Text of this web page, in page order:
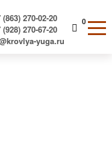
(863) 270-02-20
(928) 270-67-20
yuga.ru
0